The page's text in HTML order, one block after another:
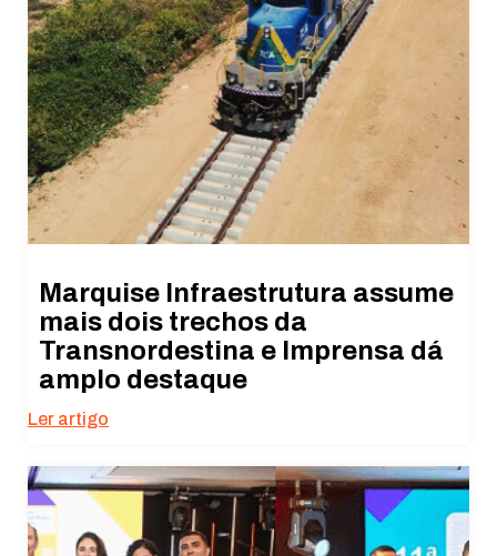
Marquise Infraestrutura assume
mais dois trechos da
Transnordestina e Imprensa dá
amplo destaque
Ler artigo